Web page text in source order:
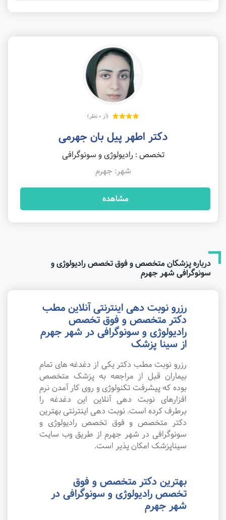
(از 0 نظر)
دکتر اطهر پیل بان جهرمی
تخصص : رادیولوژی و سونوگرافی
شهر: جهرم
مشاهده
درباره پزشکان متخصص و فوق تخصص رادیولوژی و
سونوگرافی شهر جهرم
رزرو نوبت دهی اینترنتی آنلاین مطب
دکتر متخصص و فوق تخصص
رادیولوژی و سونوگرافی در شهر جهرم
از سینا پزشک
رزرو نوبت مطب دکتر یکی از دغدغه های تمام
بیماران قبل از مراجعه به پزشک متخصص
بوده که پیشرفت تکنولوژی و روی کار آمدن نرم
افزارهای نوبت دهی آنلاین این دغدغه را
برطرف کرده است. نوبت دهی اینترنتی بهترین
دکتر متخصص و فوق تخصص رادیولوژی و
سونوگرافی در شهر جهرم از طریق وب سایت
سیناپزشک امکان پذیر است.
بهترین دکتر متخصص و فوق
تخصص رادیولوژی و سونوگرافی در
شهر جهرم